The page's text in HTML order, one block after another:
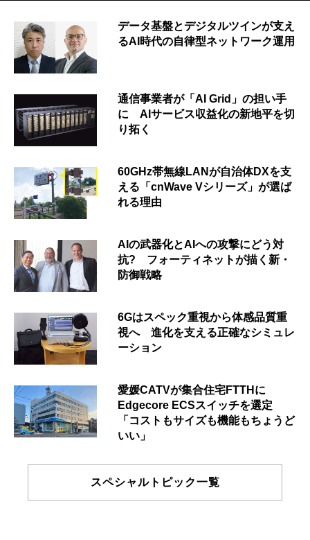
データ基盤とデジタルツインが支え
るAI時代の自律型ネットワーク運用
通信事業者が「AI Grid」の担い手
に AIサービス収益化の新地平を切
り拓く
60GHz帯無線LANが自治体DXを支
える「cnWave Vシリーズ」が選ば
れる理由
AIの武器化とAIへの攻撃にどう対
抗? フォーティネットが描く新・
防御戦略
6Gはスペック重視から体感品質重
視へ 進化を支える正確なシミュレ
ーション
愛媛CATVが集合住宅FTTHに
Edgecore ECSスイッチを選定
「コストもサイズも機能もちょうど
いい」
スペシャルトピック一覧